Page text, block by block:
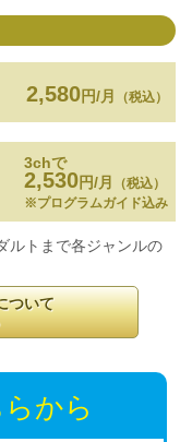
2,580円/月 （税込）
3chで
2,530円/月
（税込）
※プログラムガイド込み
ルトまで各ジャンルの
ついて
から